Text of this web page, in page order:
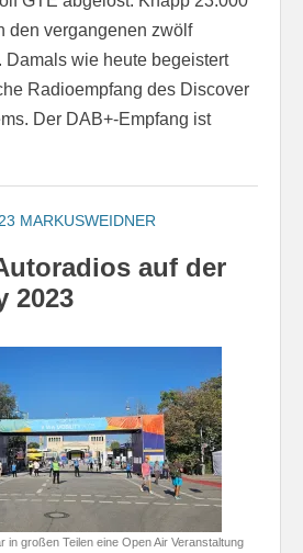
den vergangenen zwölf
Damals wie heute begeistert
Radioempfang des Discover
Der DAB+-Empfang ist
MARKUSWEIDNER
auf der
2023
in großen Teilen eine Open Air Veranstaltung